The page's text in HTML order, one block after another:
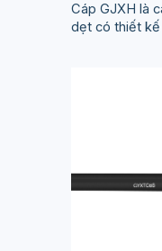
Cáp GJXH là
dẹt có thiết kế